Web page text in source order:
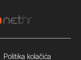
Politika kolačića